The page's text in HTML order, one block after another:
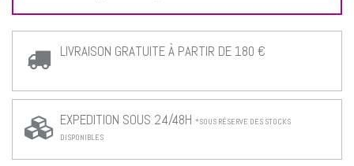
LIVRAISON GRATUITE À PARTIR DE 180 €
EXPEDITION SOUS 24/48H *SOUS RÉSERVE DES STOCKS
DISPONIBLES